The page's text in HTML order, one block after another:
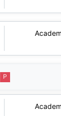
P